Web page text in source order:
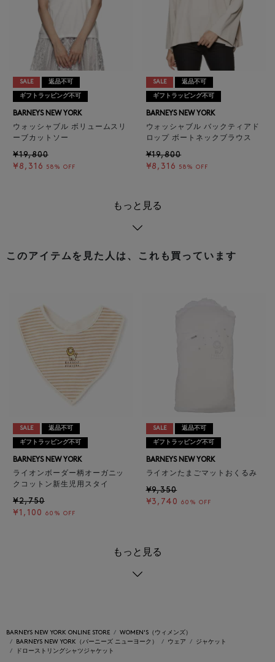
SALE 返品不可
ギフトラッピング不可
BARNEYS NEW YORK
ウォッシャブル ボリュームスリ
ーブカットソー
¥19,800
¥8,316
58% OFF
SALE 返品不可
ギフトラッピング不可
BARNEYS NEW YORK
ウォッシャブル バックティアド
ロップ ボートネックブラウス
¥19,800
¥8,316
58% OFF
もっと見る
このアイテムを見た人は、これも買っています
SALE 返品不可
ギフトラッピング不可
BARNEYS NEW YORK
ライオンボーダー柄オーガニッ
クコットン新生児用スタイ
¥2,750
¥1,100
60% OFF
SALE 返品不可
ギフトラッピング不可
BARNEYS NEW YORK
ライオンたまごマットおくるみ
¥9,350
¥3,740
60% OFF
もっと見る
BARNEYS NEW YORK ONLINE STORE
WOMEN'S（ウィメンズ）
BARNEYS NEW YORK（バーニーズ ニューヨーク）
ウェア
ジャケット
ドローストリングシャツジャケット